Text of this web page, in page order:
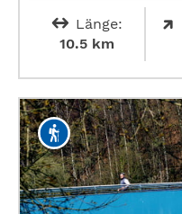
Länge:
10.5 km